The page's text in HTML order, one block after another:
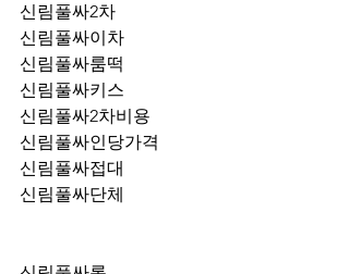
신림풀싸2차
신림풀싸이차
신림풀싸룸떡
신림풀싸키스
신림풀싸2차비용
신림풀싸인당가격
신림풀싸접대
신림풀싸단체